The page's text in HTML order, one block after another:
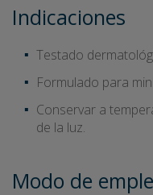
Indicaciones
Testado
Formulado para
Conservar a
de la luz.
Modo de